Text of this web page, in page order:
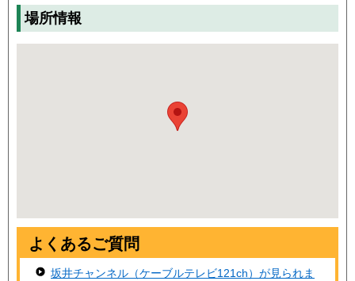
場所情報
よくあるご質問
坂井チャンネル（ケーブルテレビ121ch）が見られま